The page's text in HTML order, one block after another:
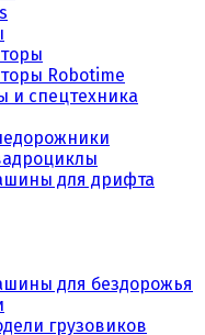
Robotime
и спецтехника
для дрифта
для бездорожья
грузовиков